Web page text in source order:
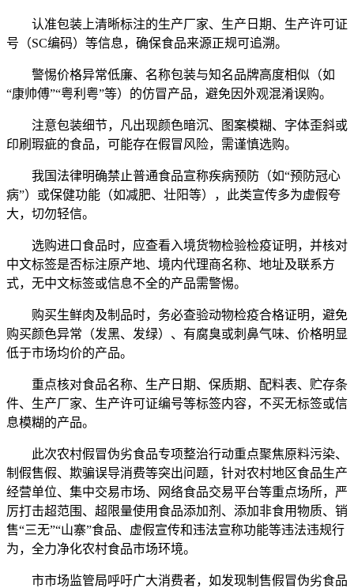
认准包装上清晰标注的生产厂家、生产日期、生产许可证
号（SC编码）等信息，确保食品来源正规可追溯。
警惕价格异常低廉、名称包装与知名品牌高度相似（如
“康帅傅”“粤利粤”等）的仿冒产品，避免因外观混淆误购。
注意包装细节，凡出现颜色暗沉、图案模糊、字体歪斜或
印刷瑕疵的食品，可能存在假冒风险，需谨慎选购。
我国法律明确禁止普通食品宣称疾病预防（如“预防冠心
病”）或保健功能（如减肥、壮阳等），此类宣传多为虚假夸
大，切勿轻信。
选购进口食品时，应查看入境货物检验检疫证明，并核对
中文标签是否标注原产地、境内代理商名称、地址及联系方
式，无中文标签或信息不全的产品需警惕。
购买生鲜肉及制品时，务必查验动物检疫合格证明，避免
购买颜色异常（发黑、发绿）、有腐臭或刺鼻气味、价格明显
低于市场均价的产品。
重点核对食品名称、生产日期、保质期、配料表、贮存条
件、生产厂家、生产许可证编号等标签内容，不买无标签或信
息模糊的产品。
此次农村假冒伪劣食品专项整治行动重点聚焦原料污染、
制假售假、欺骗误导消费等突出问题，针对农村地区食品生产
经营单位、集中交易市场、网络食品交易平台等重点场所，严
厉打击超范围、超限量使用食品添加剂、添加非食用物质、销
售“三无”“山寨”食品、虚假宣传和违法宣称功能等违法违规行
为，全力净化农村食品市场环境。
市市场监管局呼吁广大消费者，如发现制售假冒伪劣食品